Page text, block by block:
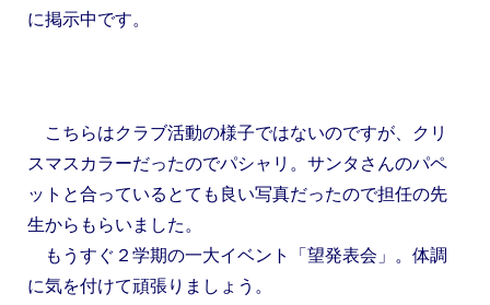
に掲示中です。
こちらはクラブ活動の様子ではないのですが、クリ
スマスカラーだったのでパシャリ。サンタさんのパペ
ットと合っているとても良い写真だったので担任の先
生からもらいました。
もうすぐ２学期の一大イベント「望発表会」。体調
に気を付けて頑張りましょう。